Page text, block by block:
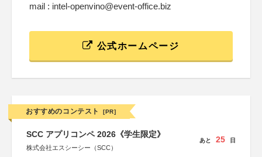
mail : intel-openvino@event-office.biz
公式ホームページ
おすすめのコンテスト [PR]
SCC アプリコンペ 2026《学生限定》
株式会社エスシーシー（SCC）
あと 25 日